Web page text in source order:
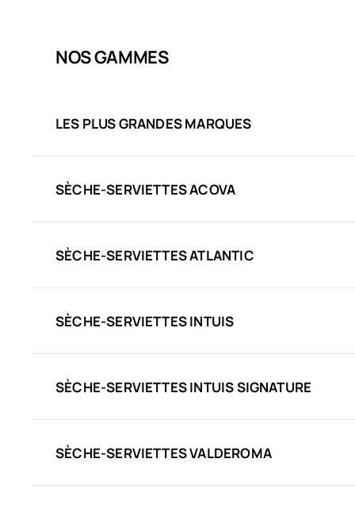
NOS GAMMES
LES PLUS GRANDES MARQUES
SÈCHE-SERVIETTES ACOVA
SÈCHE-SERVIETTES ATLANTIC
SÈCHE-SERVIETTES INTUIS
SÈCHE-SERVIETTES INTUIS SIGNATURE
SÈCHE-SERVIETTES VALDEROMA